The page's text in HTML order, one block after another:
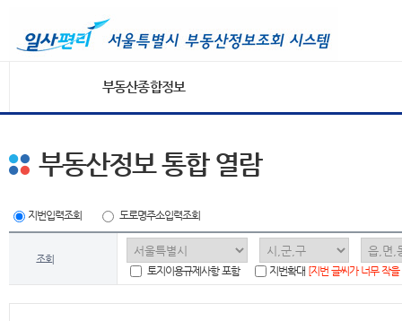
부동산종합정보
부동산정보 통합 열람
지번입력조회 도로명주소입력조회
조회
토지이용규제사항 포함
지번확대 [지번 글씨가 너무 작